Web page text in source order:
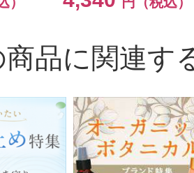
商品に関連す